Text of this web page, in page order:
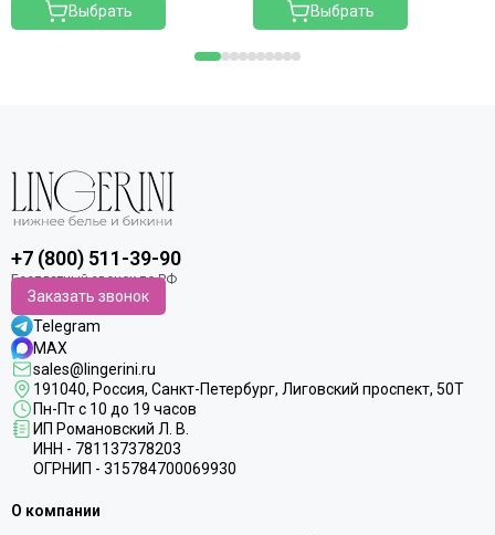
Выбрать Выбрать
+7 (800) 511-39-90
Заказать звонок
Telegram
MAX
sales@lingerini.ru
191040, Россия, Санкт-Петербург, Лиговский проспект, 50Т
Пн-Пт с 10 до 19 часов
ИП Романовский Л. В.
ИНН - 781137378203
ОГРНИП - 315784700069930
О компании